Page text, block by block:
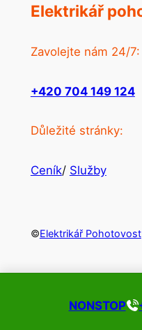
NONSTOP
Elektrikář
Zavolejte nám 24/7:
+420 704 149 124
Důležité stránky:
Ceník/ Služby
©Elektrikář Pohotovost